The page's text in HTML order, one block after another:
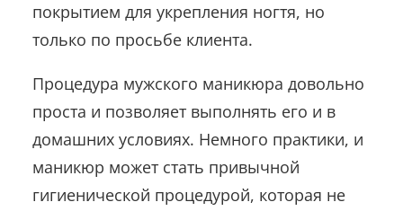
покрытием для укрепления ногтя, но
только по просьбе клиента.
Процедура мужского маникюра довольно
проста и позволяет выполнять его и в
домашних условиях. Немного практики, и
маникюр может стать привычной
гигиенической процедурой, которая не